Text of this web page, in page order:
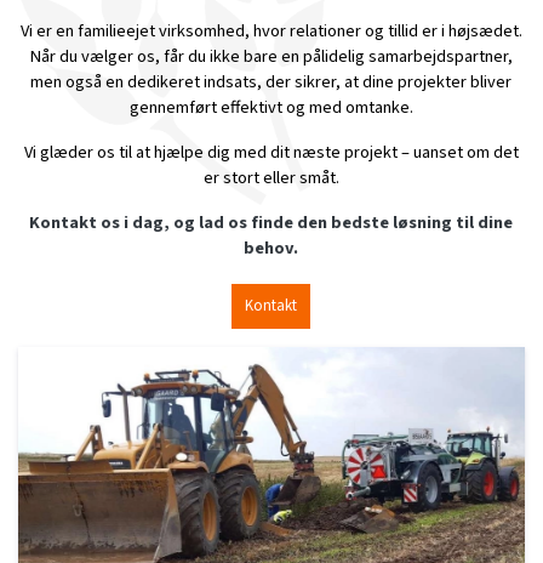
Vi er en familieejet virksomhed, hvor relationer og tillid er i højsædet.
Når du vælger os, får du ikke bare en pålidelig samarbejdspartner,
men også en dedikeret indsats, der sikrer, at dine projekter bliver
gennemført effektivt og med omtanke.
Vi glæder os til at hjælpe dig med dit næste projekt – uanset om det
er stort eller småt.
Kontakt os i dag, og lad os finde den bedste løsning til dine
behov.
Kontakt